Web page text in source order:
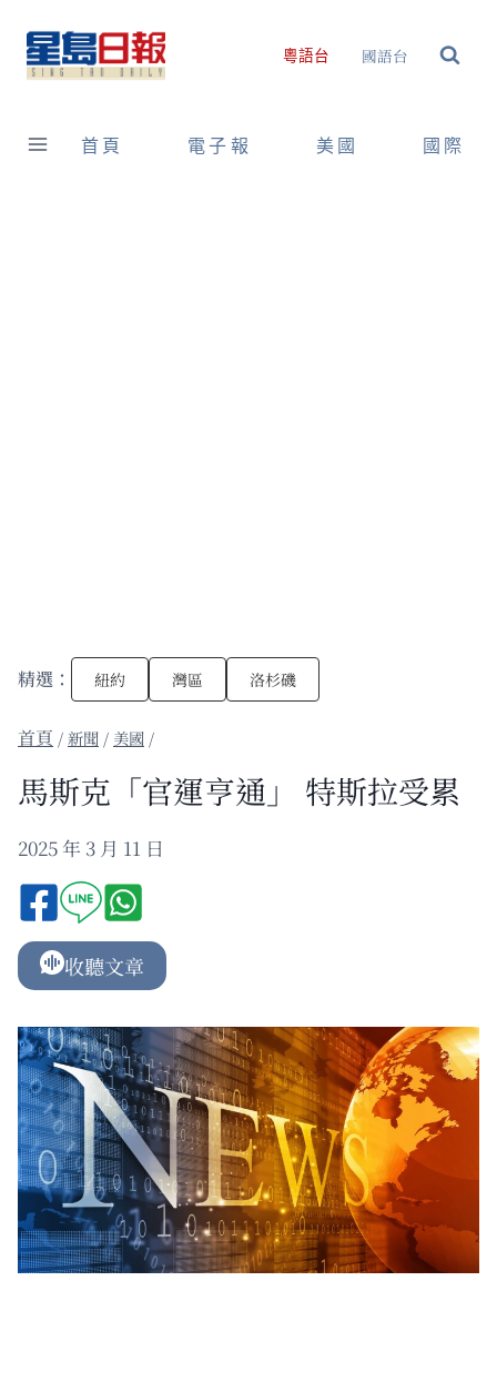
content
粵語台 國語台
首頁 電子報 美國 國際
精選： 紐約 灣區 洛杉磯
/新聞 / 美國 /
馬斯克「官運亨通」 特斯拉受累
2025 年 3 月 11 日
收聽文章